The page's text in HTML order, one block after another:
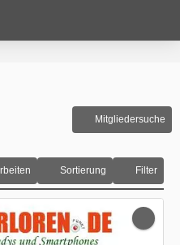
Mitgliedersuche
Sortierung Filter